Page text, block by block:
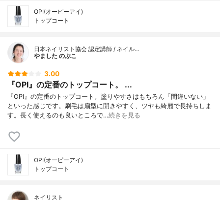
OPI(オーピーアイ)
トップコート
日本ネイリスト協会 認定講師 / ネイル…
やました のぶこ
3.00
『OPI』の定番のトップコート。 ...
『OPI』の定番のトップコート。塗りやすさはもちろん「間違いない」
といった感じです。刷毛は扇型に開きやすく、ツヤも綺麗で長持ちしま
す。長く使えるのも良いところで…続きを見る
OPI(オーピーアイ)
トップコート
ネイリスト